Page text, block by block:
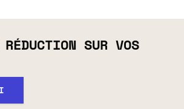
SUR VOS